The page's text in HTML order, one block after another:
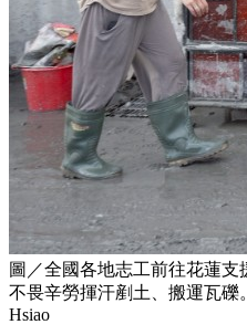
圖／全國各地志工前往花蓮支
不畏辛勞揮汗剷土、搬運瓦礫
Hsiao